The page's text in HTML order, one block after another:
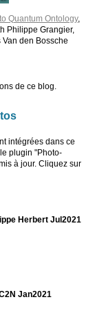
Quantum Ontology,
Philippe Grangier,
den Bossche
de ce blog.
intégrées dans ce
plugin "Photo-
à jour. Cliquez sur
Herbert Jul2021
Jan2021